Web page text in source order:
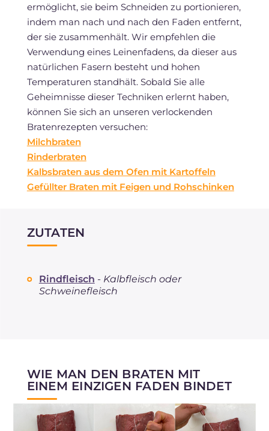
ermöglicht, sie beim Schneiden zu portionieren,
indem man nach und nach den Faden entfernt,
der sie zusammenhält. Wir empfehlen die
Verwendung eines Leinenfadens, da dieser aus
natürlichen Fasern besteht und hohen
Temperaturen standhält. Sobald Sie alle
Geheimnisse dieser Techniken erlernt haben,
können Sie sich an unseren verlockenden
Bratenrezepten versuchen:
Milchbraten
Rinderbraten
Kalbsbraten aus dem Ofen mit Kartoffeln
Gefüllter Braten mit Feigen und Rohschinken
ZUTATEN
Rindfleisch - Kalbfleisch oder
Schweinefleisch
WIE MAN DEN BRATEN MIT
EINEM EINZIGEN FADEN BINDET